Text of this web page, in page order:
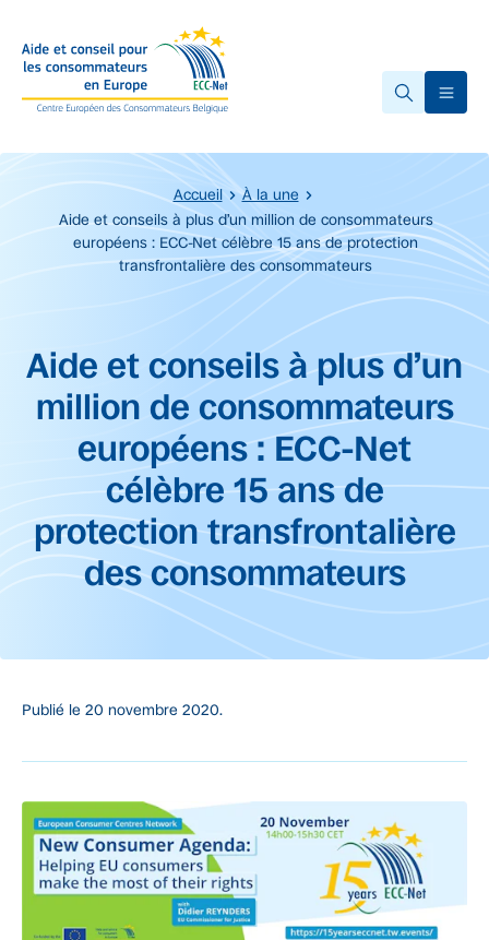
Accueil
À la une
Aide et conseils à plus d’un million de consommateurs
européens : ECC-Net célèbre 15 ans de protection
transfrontalière des consommateurs
Aide et conseils à plus d’un
million de consommateurs
européens : ECC-Net
célèbre 15 ans de
protection transfrontalière
des consommateurs
Publié le 20 novembre 2020.